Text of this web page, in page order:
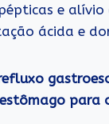
e alívio
ácida e
para